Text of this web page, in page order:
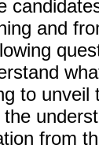
and
to
from